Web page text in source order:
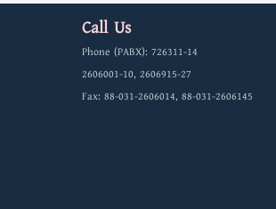
Call Us
Phone (PABX): 726311-14
2606001-10, 2606915-27
Fax: 88-031-2606014, 88-031-2606145